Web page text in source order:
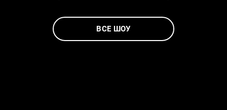
ВСЕ ШОУ